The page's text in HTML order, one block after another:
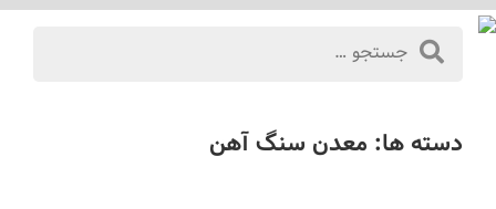
دسته ها: معدن سنگ آهن